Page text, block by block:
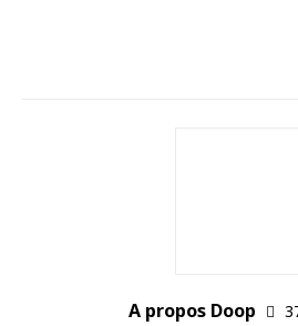
A propos Doop